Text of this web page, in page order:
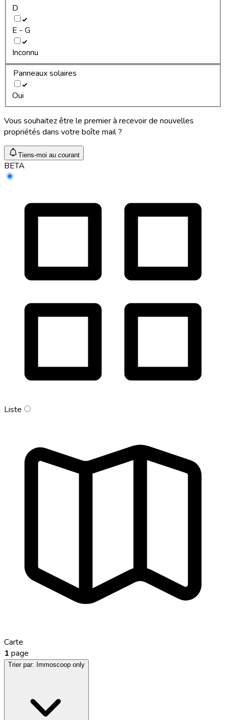
D
E - G
Inconnu
Panneaux solaires
Oui
Vous souhaitez être le premier à recevoir de nouvelles
propriétés dans votre boîte mail ?
Tiens-moi au courant
BETA
Liste
Carte
1 page
Trier par: Immoscoop only